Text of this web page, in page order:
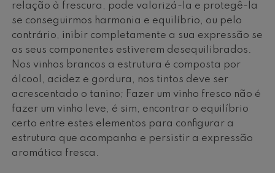
relação à frescura, pode valorizá-la e protegê-la
se conseguirmos harmonia e equilíbrio, ou pelo
contrário, inibir completamente a sua expressão se
os seus componentes estiverem desequilibrados.
Nos vinhos brancos a estrutura é composta por
álcool, acidez e gordura, nos tintos deve ser
acrescentado o tanino; Fazer um vinho fresco não é
fazer um vinho leve, é sim, encontrar o equilíbrio
certo entre estes elementos para configurar a
estrutura que acompanha e persistir a expressão
aromática fresca.